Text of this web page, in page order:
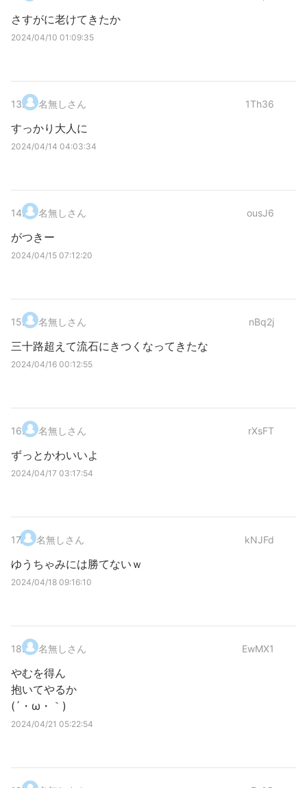
さすがに老けてきたか
2024/04/10 01:09:35
13. 名無しさん 1Th36
すっかり大人に
2024/04/14 04:03:34
14. 名無しさん ousJ6
がつきー
2024/04/15 07:12:20
15. 名無しさん nBq2j
三十路超えて流石にきつくなってきたな
2024/04/16 00:12:55
16. 名無しさん rXsFT
ずっとかわいいよ
2024/04/17 03:17:54
17. 名無しさん kNJFd
ゆうちゃみには勝てないｗ
2024/04/18 09:16:10
18. 名無しさん EwMX1
やむを得ん
抱いてやるか
(´・ω・｀)
2024/04/21 05:22:54